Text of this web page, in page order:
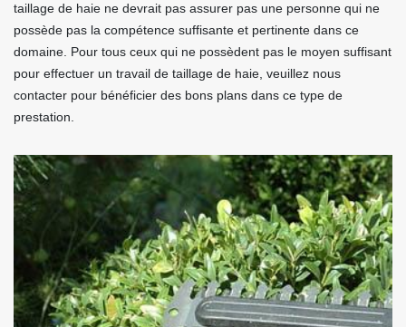
taillage de haie ne devrait pas assurer pas une personne qui ne
possède pas la compétence suffisante et pertinente dans ce
domaine. Pour tous ceux qui ne possèdent pas le moyen suffisant
pour effectuer un travail de taillage de haie, veuillez nous
contacter pour bénéficier des bons plans dans ce type de
prestation.